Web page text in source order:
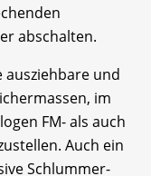
abschalten.
ausziehbare und
im
FM- als auch
Auch ein
Schlummer-